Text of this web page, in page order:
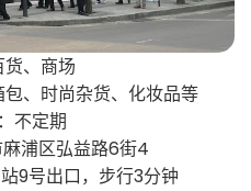
、商场
、时尚杂货、化妆品等
不定期
浦区弘益路6街4
9号出口，步行3分钟